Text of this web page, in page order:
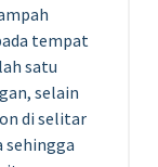
tempat
satu
selain
di selitar
sehingga